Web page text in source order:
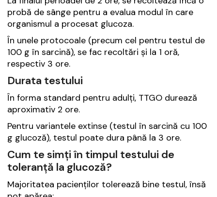
probă de sânge pentru a evalua modul în care
organismul a procesat glucoza.
În unele protocoale (precum cel pentru testul de
100 g în sarcină), se fac recoltări și la 1 oră,
respectiv 3 ore.
Durata testului
În forma standard pentru adulți, TTGO durează
aproximativ 2 ore.
Pentru variantele extinse (testul în sarcină cu 100
g glucoză), testul poate dura până la 3 ore.
Cum te simți în timpul testului de
toleranță la glucoză?
Majoritatea pacienților tolerează bine testul, însă